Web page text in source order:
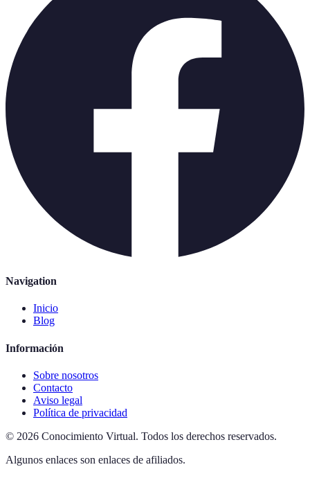
Navigation
Inicio
Blog
Información
Sobre nosotros
Contacto
Aviso legal
Política de privacidad
© 2026 Conocimiento Virtual. Todos los derechos reservados.
Algunos enlaces son enlaces de afiliados.